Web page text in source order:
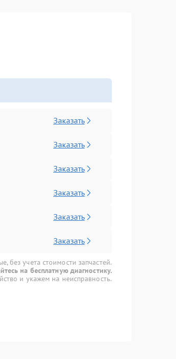
Заказать
Заказать
Заказать
Заказать
Заказать
Заказать
без учета стоимости запчастей.
на бесплатную диагностику.
и укажем на неисправность.